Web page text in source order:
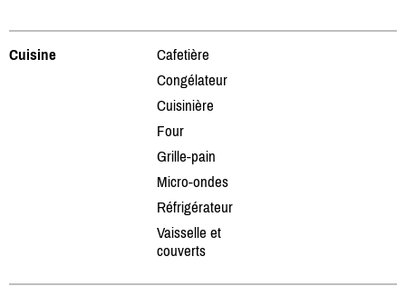
Cuisine
Cafetière
Congélateur
Cuisinière
Four
Grille-pain
Micro-ondes
Réfrigérateur
Vaisselle et
couverts